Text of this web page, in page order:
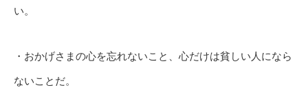
い。
・おかげさまの心を忘れないこと、心だけは貧しい人になら
ないことだ。